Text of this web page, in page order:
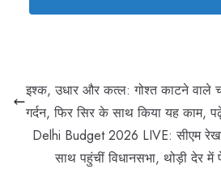
इश्क, उधार और कत्ल: गोश्त काटने वाले
गर्दन, फिर सिर के साथ किया यह काम,
Delhi Budget 2026 LIVE: सीएम
साथ पहुंचीं विधानसभा, थोड़ी देर